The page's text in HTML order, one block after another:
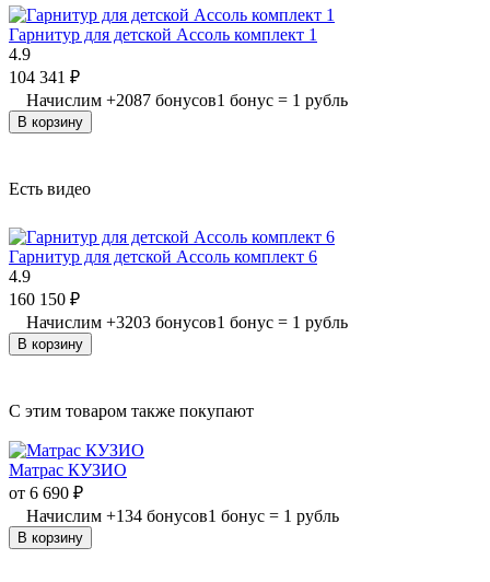
Гарнитур для детской Ассоль комплект 1
4.9
104 341 ₽
Начислим +2087 бонусов1 бонус = 1 рубль
В корзину
Есть видео
Гарнитур для детской Ассоль комплект 6
4.9
160 150 ₽
Начислим +3203 бонусов1 бонус = 1 рубль
В корзину
C этим товаром также покупают
Матрас КУЗИО
от 6 690 ₽
Начислим +134 бонусов1 бонус = 1 рубль
В корзину